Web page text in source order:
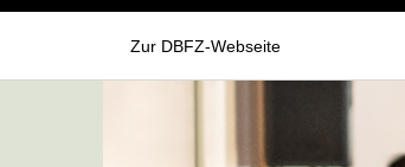
Zur DBFZ-Webseite